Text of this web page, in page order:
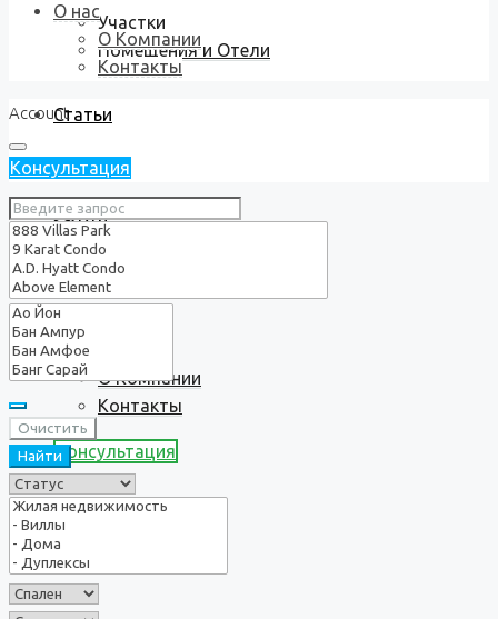
Участки
Помещения и Отели
Статьи
Услуги
О нас
О Компании
Контакты
Консультация
О нас
О Компании
Контакты
Account
Консультация
Очистить
Найти